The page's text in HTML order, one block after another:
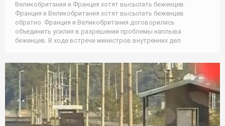
Великобритания и Франция хотят высылать беженцев.
Франция и Великобритания хотят высылать беженцев
обратно. Франция и Великобритания договорились
объединить усилия в разрешении проблемы наплыва
беженцев. В ходе встречи министров внутренних дел